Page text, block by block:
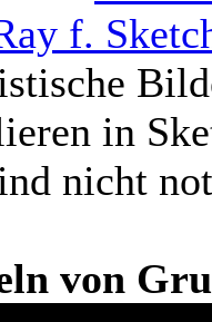
f.
in
nicht
von